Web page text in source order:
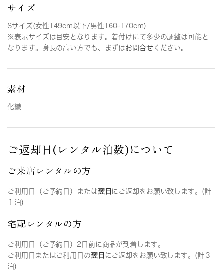
サイズ
Sサイズ(女性149cm以下/男性160-170cm)
※表示サイズは目安となります。着付けにて多少の調整は可能と
なります。身長の高い方でも、まずはお問合せ ください。
素材
化繊
ご返却日(レンタル泊数)について
ご来店レンタルの方
ご利用日（ご予約日）または翌日 にご返却をお願い致します。(計
１泊)
宅配レンタルの方
ご利用日（ご予約日）2日前に商品が到着します。
ご利用日またはご利用日の翌日 にご返却をお願い致します。(計３
泊)